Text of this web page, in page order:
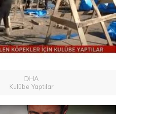
DHA
Kulübe Yaptılar